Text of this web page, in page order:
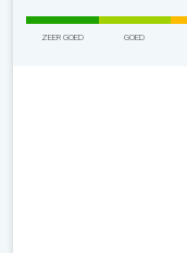
ZEER GOED GOED